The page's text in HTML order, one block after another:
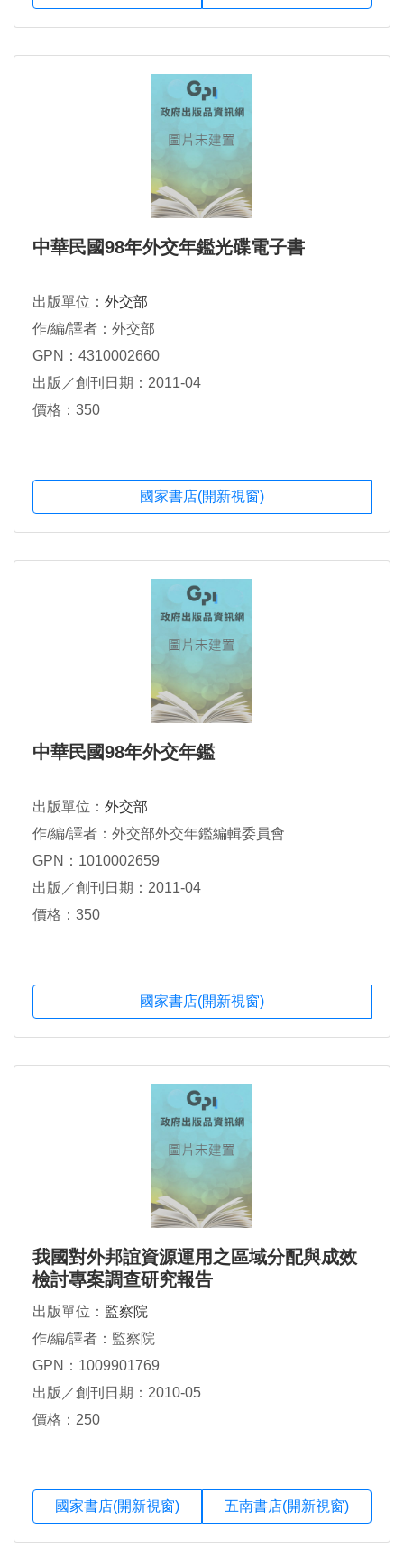
中華民國98年外交年鑑光碟電子書
出版單位： 外交部
作/編/譯者：外交部
GPN：4310002660
出版／創刊日期：2011-04
價格：350
國家書店(開新視窗)
中華民國98年外交年鑑
出版單位： 外交部
作/編/譯者：外交部外交年鑑編輯委員會
GPN：1010002659
出版／創刊日期：2011-04
價格：350
國家書店(開新視窗)
我國對外邦誼資源運用之區域分配與成效
檢討專案調查研究報告
出版單位： 監察院
作/編/譯者：監察院
GPN：1009901769
出版／創刊日期：2010-05
價格：250
國家書店(開新視窗) 五南書店(開新視窗)